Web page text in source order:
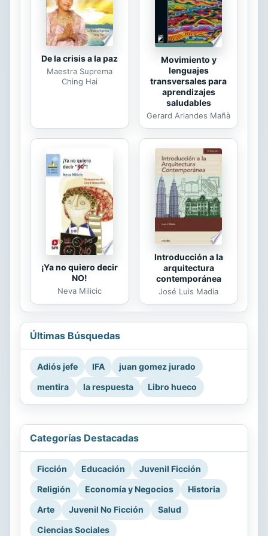
radio y televisión, el apuesto dueño
de...
De la crisis a la paz
Maestra Suprema
Ching Hai
Movimiento y
lenguajes
transversales para
aprendizajes
saludables
Gerard Arlandes Mañà
¡Ya no quiero decir
NO!
Neva Milicic
Introducción a la
arquitectura
contemporánea
José Luis Madia
Últimas Búsquedas
Adiós jefe IFA
juan gomez jurado
mentira
la respuesta Libro hueco
Categorías Destacadas
Ficción Educación
Juvenil Ficción
Religión
Economía y Negocios
Historia
Arte
Juvenil No Ficción
Salud
Ciencias Sociales